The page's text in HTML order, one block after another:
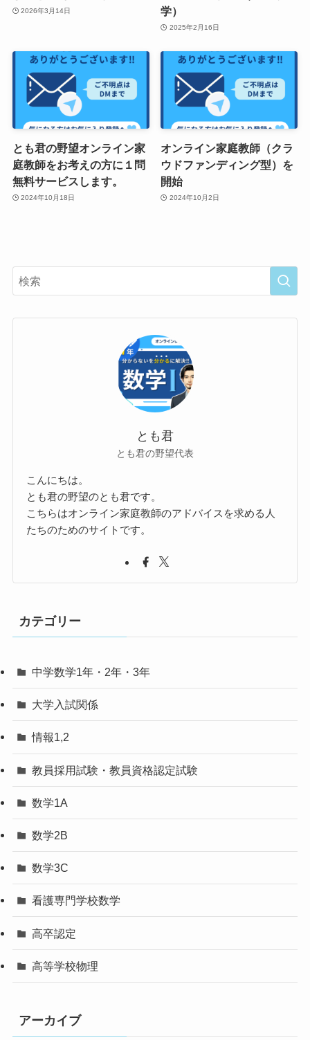
2026年3月14日
学）
2025年2月16日
とも君の野望オンライン家
庭教師をお考えの方に１問
無料サービスします。
2024年10月18日
オンライン家庭教師（クラ
ウドファンディング型）を
開始
2024年10月2日
とも君
とも君の野望代表
こんにちは。
とも君の野望のとも君です。
こちらはオンライン家庭教師のアドバイスを求める人
たちのためのサイトです。
カテゴリー
中学数学1年・2年・3年
大学入試関係
情報1,2
教員採用試験・教員資格認定試験
数学1A
数学2B
数学3C
看護専門学校数学
高卒認定
高等学校物理
アーカイブ